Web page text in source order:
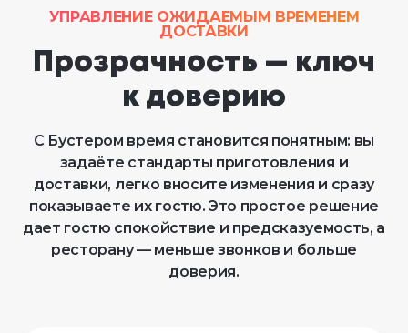
УПРАВЛЕНИЕ ОЖИДАЕМЫМ ВРЕМЕНЕМ
ДОСТАВКИ
Прозрачность — ключ
к доверию
С Бустером время становится понятным: вы
задаёте стандарты приготовления и
доставки, легко вносите изменения и сразу
показываете их гостю. Это простое решение
дает гостю спокойствие и предсказуемость, а
ресторану — меньше звонков и больше
доверия.